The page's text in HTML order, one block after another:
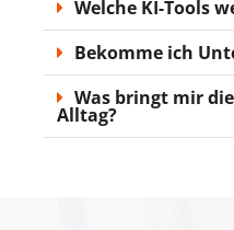
Welche KI-Tools
Bekomme ich
Was bringt mir
Alltag?